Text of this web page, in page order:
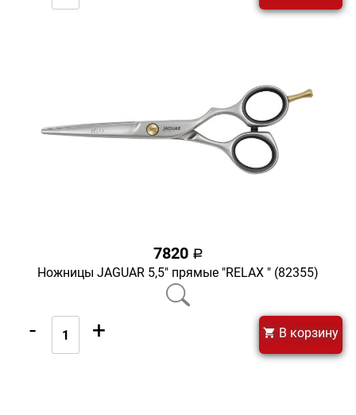
7820 a
Ножницы JAGUAR 5,5" прямые "RELAX " (82355)
- + В корзину